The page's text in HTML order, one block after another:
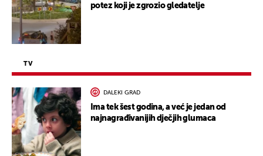
potez koji je zgrozio gledatelje
TV
DALEKI GRAD
Ima tek šest godina, a već je jedan od
najnagrađivanijih dječjih glumaca